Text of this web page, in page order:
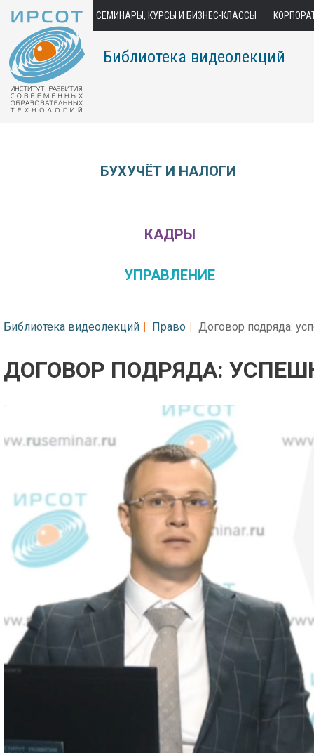
СЕМИНАРЫ, КУРСЫ И БИЗНЕС-КЛАССЫ
Библиотека видеолекций
БУХУЧЁТ И НАЛОГИ
КАДРЫ
УПРАВЛЕНИЕ
Библиотека видеолекций Право Договор подряда:
ДОГОВОР ПОДРЯДА:
Предварительный просмотр.